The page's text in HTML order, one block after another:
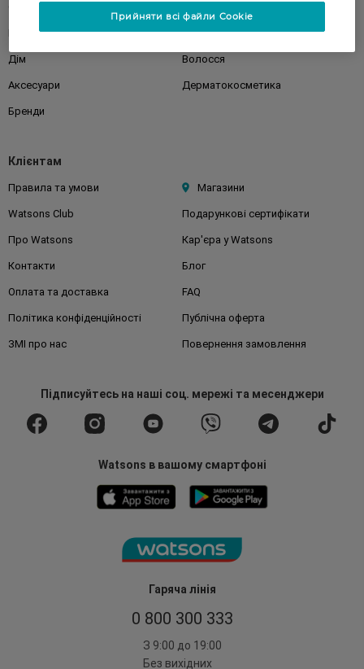
Гаряча лінія
0 800 300 333
З 9:00 до 19:00
Без вихідних
Обличчя
Подарунки Діти
Дім Волосся
Аксесуари Дерматокосметика
Бренди
Клієнтам
Правила та умови Магазини
Watsons Club Подарункові сертифікати
Про Watsons Кар'єра у Watsons
Контакти Блог
Оплата та доставка FAQ
Політика конфіденційності Публічна оферта
ЗМІ про нас Повернення замовлення
Підписуйтесьна наші соц. мережі та месенджери
Watsons в вашому смартфоні
Прийняти всі файли Cookie